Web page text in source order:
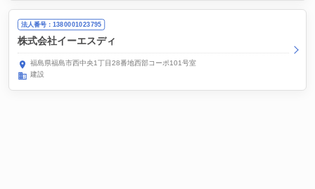
法人番号：1380001023795
株式会社イーエスディ
福島県福島市西中央1丁目28番地西部コーポ101号室
建設